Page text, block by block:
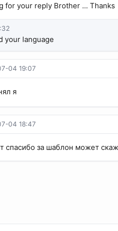
for your reply Brother ... Thanks
your language
04 19:07
я
04 18:47
спасибо за шаблон может